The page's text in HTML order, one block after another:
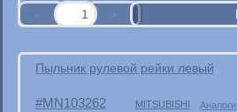
Пыльник рулевой рейки левый
MN103262 MITSUBISHI Аналоги